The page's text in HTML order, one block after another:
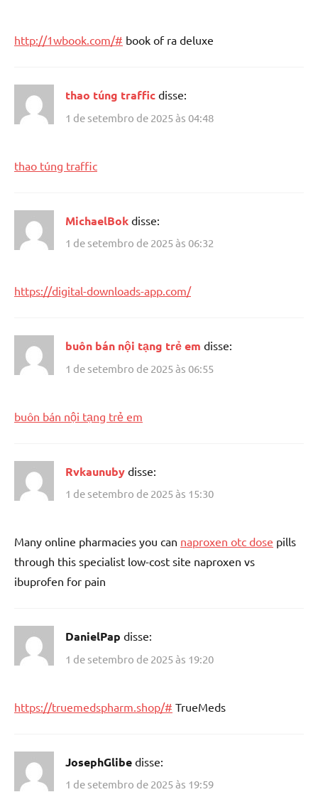
http://1wbook.com/# book of ra deluxe
thao túng traffic disse:
1 de setembro de 2025 às 04:48
thao túng traffic
MichaelBok disse:
1 de setembro de 2025 às 06:32
https://digital-downloads-app.com/
buôn bán nội tạng trẻ em disse:
1 de setembro de 2025 às 06:55
buôn bán nội tạng trẻ em
Rvkaunuby disse:
1 de setembro de 2025 às 15:30
Many online pharmacies you can naproxen otc dose pills
through this specialist low-cost site naproxen vs
ibuprofen for pain
DanielPap disse:
1 de setembro de 2025 às 19:20
https://truemedspharm.shop/# TrueMeds
JosephGlibe disse:
1 de setembro de 2025 às 19:59